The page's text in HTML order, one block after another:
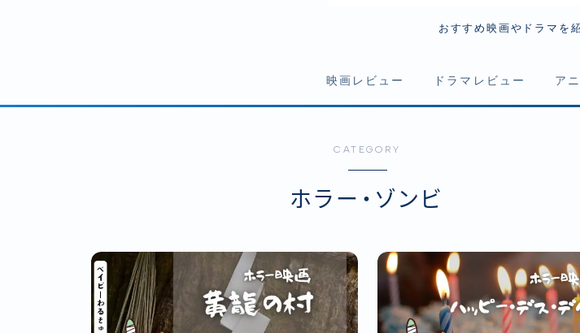
おすすめ映画やドラマを
映画レビュー
アクション・サスペンス
コメディ・ファミリー
SF・ディストピア
ドラマレビュー
ホラー・ゾンビ
SF・ディストピア
ア
SF
CATEGORY
ホラー・ゾンビ